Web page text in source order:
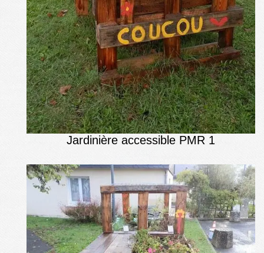
Jardinière accessible PMR 1